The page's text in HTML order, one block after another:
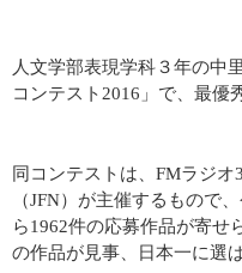
人文学部表現学科３年の中
コンテスト2016」で、最優
同コンテストは、FMラジ
（JFN）が主催するもので
ら1962件の応募作品が寄せ
の作品が見事、日本一に選